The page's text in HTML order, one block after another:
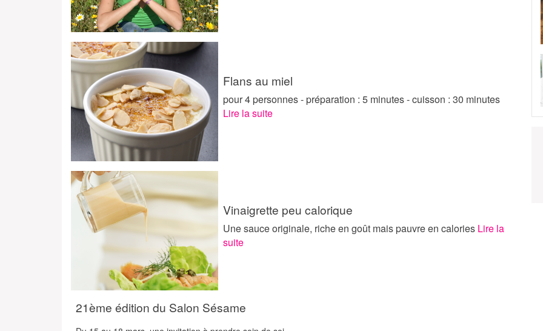
Flans au miel
pour 4 personnes - préparation : 5 minutes - cuisson : 30 minutes
Lire la suite
Vinaigrette peu calorique
Une sauce originale, riche en goût mais pauvre en calories Lire la
suite
21ème édition du Salon Sésame